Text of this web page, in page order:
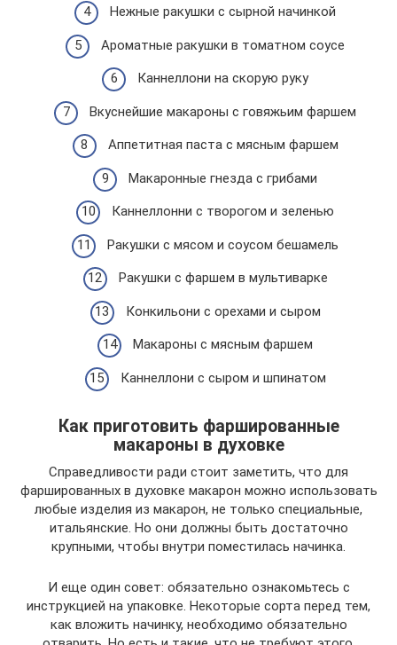
Нежные ракушки с сырной начинкой
Ароматные ракушки в томатном соусе
Каннеллони на скорую руку
Вкуснейшие макароны с говяжьим фаршем
Аппетитная паста с мясным фаршем
Макаронные гнезда с грибами
Каннеллонни с творогом и зеленью
Ракушки с мясом и соусом бешамель
Ракушки с фаршем в мультиварке
Конкильони с орехами и сыром
Макароны с мясным фаршем
Каннеллони с сыром и шпинатом
Как приготовить фаршированные
макароны в духовке
Справедливости ради стоит заметить, что для
фаршированных в духовке макарон можно использовать
любые изделия из макарон, не только специальные,
итальянские. Но они должны быть достаточно
крупными, чтобы внутри поместилась начинка.
И еще один совет: обязательно ознакомьтесь с
инструкцией на упаковке. Некоторые сорта перед тем,
как вложить начинку, необходимо обязательно